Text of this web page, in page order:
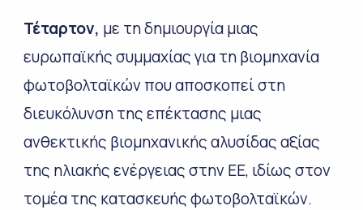
Τέταρτον, με τη δημιουργία μιας
ευρωπαϊκής συμμαχίας για τη βιομηχανία
φωτοβολταϊκών που αποσκοπεί στη
διευκόλυνση της επέκτασης μιας
ανθεκτικής βιομηχανικής αλυσίδας αξίας
της ηλιακής ενέργειας στην ΕΕ, ιδίως στον
τομέα της κατασκευής φωτοβολταϊκών.